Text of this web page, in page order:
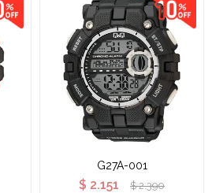
G27A-001
$ 2.151 $ 2.390